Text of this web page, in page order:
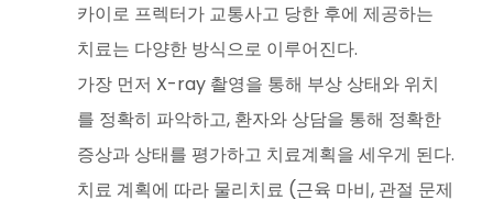
카이로 프렉터가 교통사고 당한 후에 제공하는
치료는 다양한 방식으로 이루어진다.
가장 먼저 X-ray 촬영을 통해 부상 상태와 위치
를 정확히 파악하고, 환자와 상담을 통해 정확한
증상과 상태를 평가하고 치료계획을 세우게 된다.
치료 계획에 따라 물리치료 (근육 마비, 관절 문제